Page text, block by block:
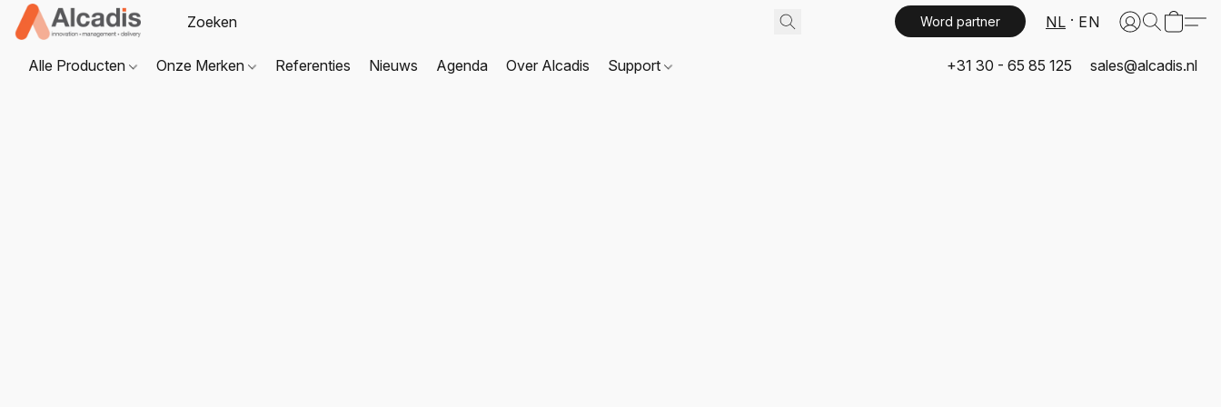
Word partner NL EN
Alle Producten Onze Merken Referenties Nieuws Agenda Over Alcadis Support +31 30 - 65 85 125 sales@alcadis.nl